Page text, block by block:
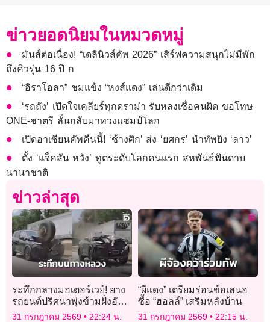
ข่าวยอดนิยมในหมวดหมู่
มันส์ต่อเนื่อง! “เดลินิวส์คัพ 2026” เสิร์ฟความสนุกไม่มีพัก
ถึงคิวรุ่น 16 ปี ก
“อิราโอลา” ชมแข้ง “หงส์แดง” เล่นดีกว่าเดิม
‘รถถัง’ เปิดใจเคลียร์ทุกดราม่า รับหลงเชื่อคนผิด ขอโทษ
ONE-ชาตรี ลั่นกลับมาทวงแชมป์โลก
เปิดอาเซียนคัพคืนนี้! ‘ช้างศึก’ ส่ง ‘ยศกร’ นำทัพยิง ‘ลาว’
ตั้ง ‘แจ็คสัน หวัง’ ทูตระดับโลกคนแรก สหพันธ์ฟันดาบ
นานาชาติ
ข่าวล่าสุด
ระทึกกลางมอเตอร์เวย์! ยาง
รถยนต์ปริศนาพุ่งข้ามฝั่งอัด
กระจกหน้ารถเอสยูวีพังยับ
31 กรกฎาคม 2569 22:24 น.
“ผีแดง” เตรียมร่อนข้อเสนอ
ซื้อ “ฮอลล์” เสริมหลังบ้าน
31 กรกฎาคม 2569 22:15 น.